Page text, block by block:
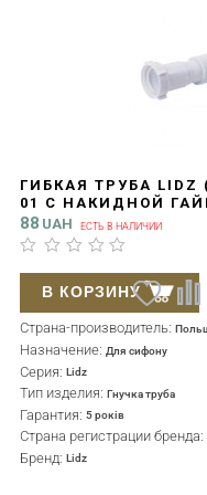
ГИБКАЯ ТРУБА LIDZ
01 С НАКИДНОЙ
88 UAH ЕСТЬ В НАЛИЧИИ
Страна-производитель:
Назначение: Для сифону
Серия: Lidz
Тип изделия: Гнучка труба
Гарантия: 5 років
Страна регистрации бренда:
Бренд: Lidz
В КОРЗИНУ